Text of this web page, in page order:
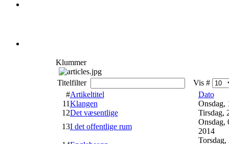
Klummer
Titelfilter
Vis #
#Artikeltitel
Dato
11Klangen
Onsdag,
12Det væsentlige
Tirsdag,
13I det offentlige rum
Onsdag,
2014
Torsdag,